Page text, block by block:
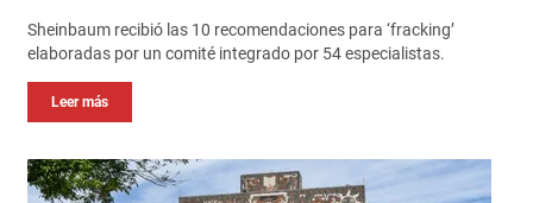
Sheinbaum recibió las 10 recomendaciones para ‘fracking’
elaboradas por un comité integrado por 54 especialistas.
Leer más